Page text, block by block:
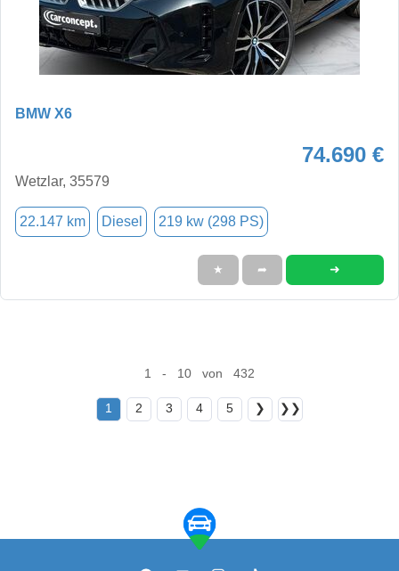
BMW X6
74.690 €
Wetzlar, 35579
22.147 km Diesel 219 kw (298 PS)
★ ➦ ➜
1 - 10 von 432
1 2 3 4 5 ❯ ❯❯